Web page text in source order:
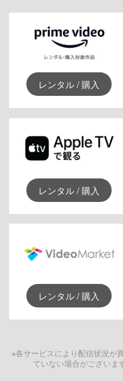
レンタル / 購入
レンタル / 購入
レンタル / 購入
※各サービスにより配信状況が
ていない場合がございま